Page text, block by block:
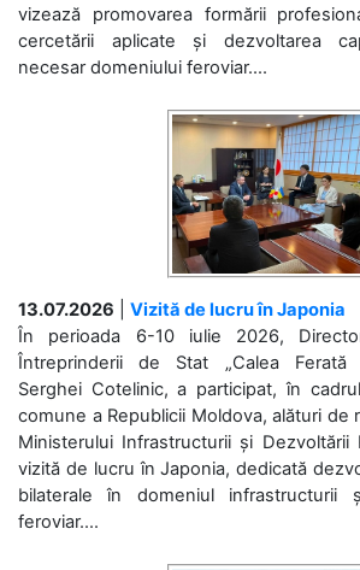
vizează promovarea formării
cercetării aplicate și dezvoltarea
necesar domeniului feroviar....
13.07.2026
Vizită de lucru în Japonia
În perioada 6-10 iulie 2026,
Întreprinderii de Stat „Calea Ferată
Serghei Cotelinic, a participat, în
comune a Republicii Moldova, alături de
Ministerului Infrastructurii și Dezvoltării
vizită de lucru în Japonia, dedicată
bilaterale în domeniul infrastructurii
feroviar....